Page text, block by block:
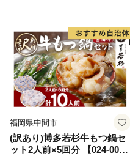
福岡県中間市
(訳あり)博多若杉牛もつ鍋セ
ット2人前×5回分 【024-002